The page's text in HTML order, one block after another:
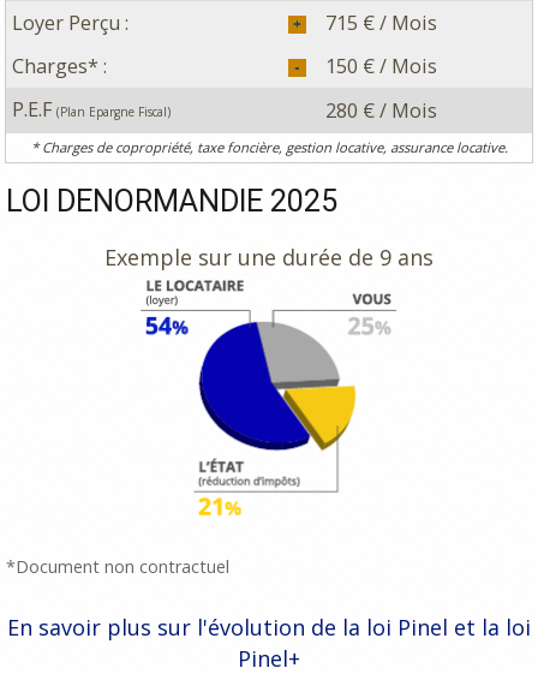
Loyer Perçu :
715 € / Mois
Charges* :
150 € / Mois
P.E.F (Plan Epargne Fiscal) 280 € / Mois
* Charges de copropriété, taxe foncière, gestion locative, assurance locative.
LOI DENORMANDIE 2025
Exemple sur une durée de 9 ans
*Document non contractuel
En savoir plus sur l'évolution de la loi Pinel et la loi
Pinel+